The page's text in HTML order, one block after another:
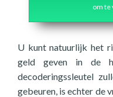
om te
U kunt natuurlijk het
geld geven in de
decoderingssleutel
gebeuren, is echter de